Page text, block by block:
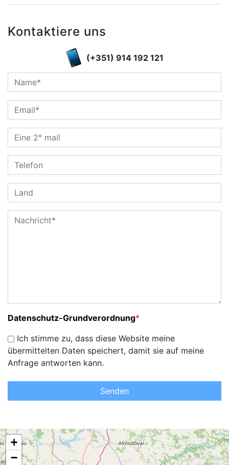
Kontaktiere uns
(+351) 914 192 121
Datenschutz-Grundverordnung*
Ich stimme zu, dass diese Website meine
übermittelten Daten speichert, damit sie auf meine
Anfrage antworten kann.
Senden
+
−